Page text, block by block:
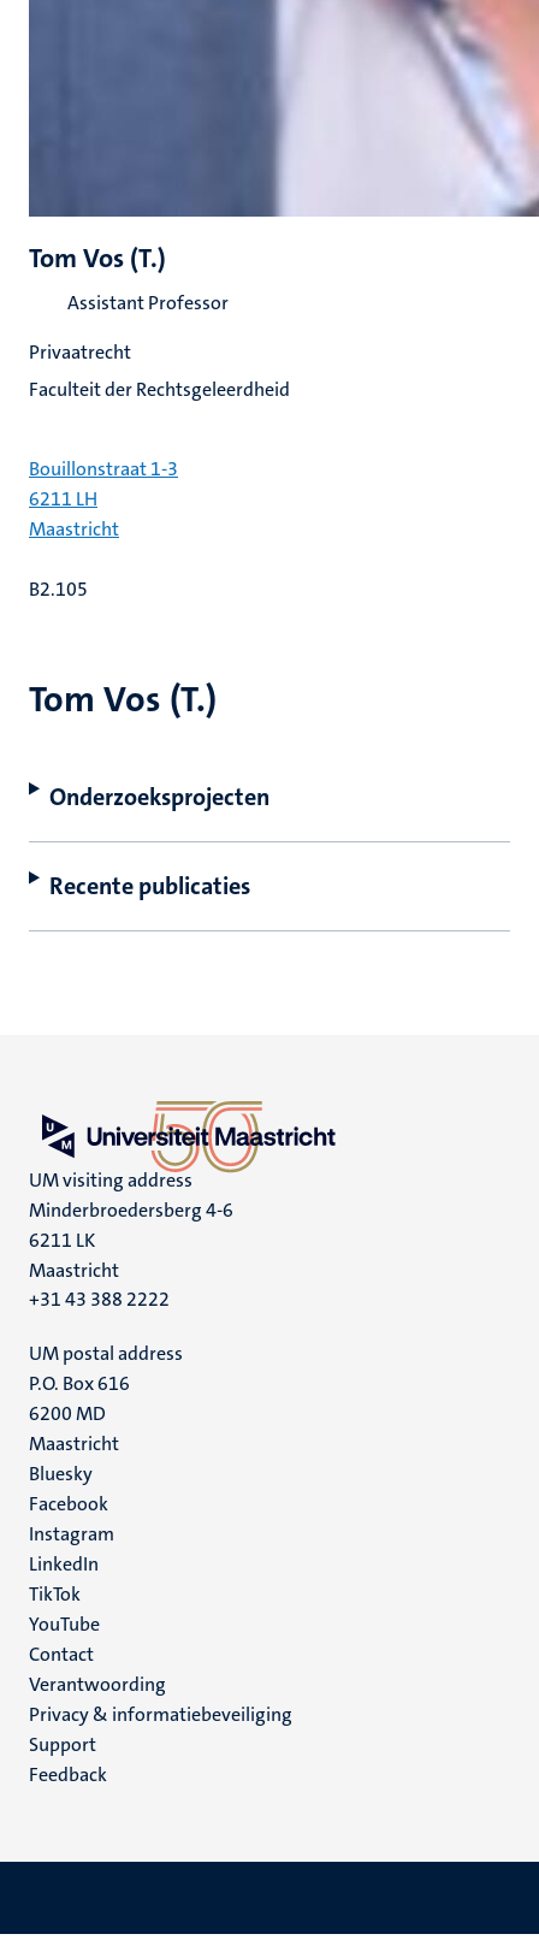
Tom Vos (T.)
Onderzoeksprojecten
Recente publicaties
Tom Vos (T.)
Assistant Professor
Privaatrecht
Faculteit der Rechtsgeleerdheid
Bouillonstraat 1-3
6211 LH
Maastricht
B2.105
UM visiting address
Minderbroedersberg 4-6
6211 LK
Maastricht
+31 43 388 2222
UM postal address
P.O. Box 616
6200 MD
Maastricht
Social
media
Bluesky
Facebook
Instagram
LinkedIn
TikTok
YouTube
Menu
footer
(NL)
Contact
Verantwoording
Privacy & informatiebeveiliging
Support
Feedback